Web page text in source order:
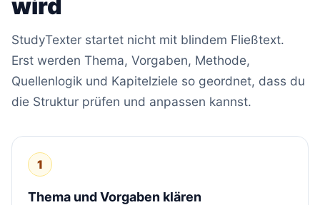
wird
StudyTexter startet nicht mit blindem Fließtext.
Erst werden Thema, Vorgaben, Methode,
Quellenlogik und Kapitelziele so geordnet, dass du
die Struktur prüfen und anpassen kannst.
1
Thema und Vorgaben klären